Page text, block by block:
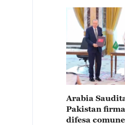
Arabia
Pakistan
difesa comune